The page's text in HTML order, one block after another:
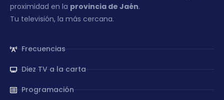
proximidad en la provincia de Jaén.
Tu televisión, la más cercana.
Frecuencias
Diez TV a la carta
Programación